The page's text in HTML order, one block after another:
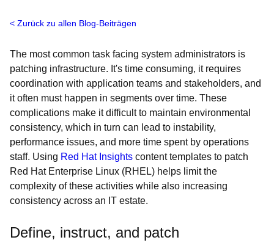
Zurück zu allen Blog-Beiträgen
The most common task facing system administrators is
patching infrastructure. It's time consuming, it requires
coordination with application teams and stakeholders, and
it often must happen in segments over time. These
complications make it difficult to maintain environmental
consistency, which in turn can lead to instability,
performance issues, and more time spent by operations
staff. Using Red Hat Insights content templates to patch
Red Hat Enterprise Linux (RHEL) helps limit the
complexity of these activities while also increasing
consistency across an IT estate.
Define, instruct, and patch